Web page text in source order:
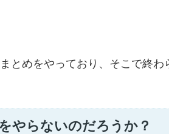
とめをやっており、そこで終
やらないのだろうか？